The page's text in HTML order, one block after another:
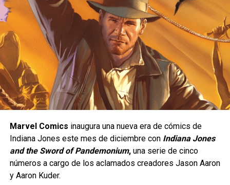
Una peleadora de presión constante.
Yasmine está diseñada para quienes disfrutan de un
estilo de juego ofensivo;se trata de un personaje de
tiporushdown, cuyo objetivo es mantenerse cerca del
rival para presionarlo de manera constante y obligarlo a
cometer errores. Su estilo de combate está inspirado en
elEskrima, un arte marcial filipino, e incorpora el uso de
unkarambit, además de una gran movilidad, ataques
rápidos y múltiples opciones para extender combos.
Marvel Comics inaugura una nueva era de cómics de
Indiana Jones este mes de diciembre con Indiana Jones
and the Sword of Pandemonium,una serie de cinco
números a cargo de los aclamados creadores Jason Aaron
y Aaron Kuder.